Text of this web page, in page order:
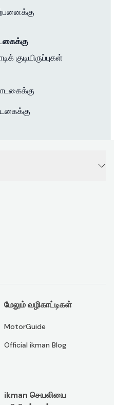
குடியிருப்புகள்
மேலும் வழிகாட்டிகள்
MotorGuide
Official ikman Blog
ikman செயலியை